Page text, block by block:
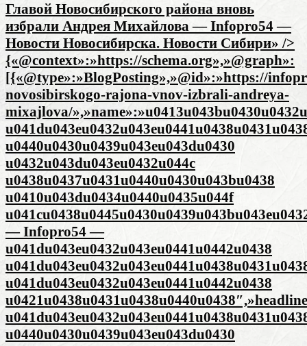
Главой Новосибирского района вновь
избрали Андрея Михайлова — Infopro54 —
Новости Новосибирска. Новости Сибири» />
{«@context»:»https://schema.org»,»@graph»:
[{«@type»:»BlogPosting»,»@id»:»https://
novosibirskogo-rajona-vnov-izbrali-andreya-
mixajlova/
u0440u0430u0439u043eu043du0430
u0432u043du043eu0432u044c
u0438u0437u0431u0440u0430u043bu0438
u0410u043du0434u0440u0435u044f
— Infopro54 —
u041du043eu0432u043eu0441u0442u0438
u041du043eu0432u043eu0441u0442u0438
u0440u0430u0439u043eu043du0430